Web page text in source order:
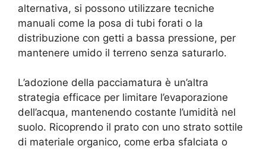
alternativa, si possono utilizzare tecniche
manuali come la posa di tubi forati o la
distribuzione con getti a bassa pressione, per
mantenere umido il terreno senza saturarlo.
L’adozione della pacciamatura è un’altra
strategia efficace per limitare l’evaporazione
dell’acqua, mantenendo costante l’umidità nel
suolo. Ricoprendo il prato con uno strato sottile
di materiale organico, come erba sfalciata o